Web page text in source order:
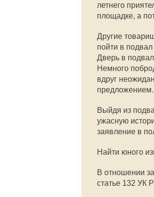
летнего
площадке, а
Другие
пойти в
Дверь в
Немного
вдруг
Выйдя из
ужасную
заявление в
Найти юного
В отношении
статье 132 УК